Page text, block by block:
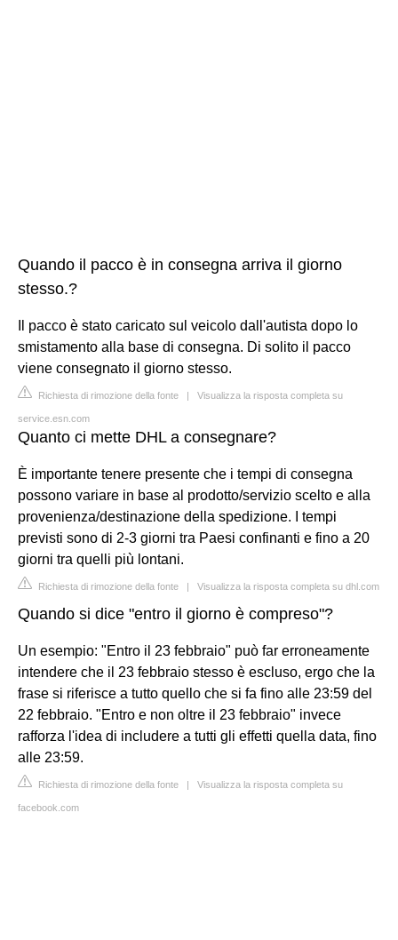
Quando il pacco è in consegna arriva il giorno
stesso.?
Il pacco è stato caricato sul veicolo dall'autista dopo lo
smistamento alla base di consegna. Di solito il pacco
viene consegnato il giorno stesso.
Richiesta di rimozione della fonte | Visualizza la risposta completa su
service.esn.com
Quanto ci mette DHL a consegnare?
È importante tenere presente che i tempi di consegna
possono variare in base al prodotto/servizio scelto e alla
provenienza/destinazione della spedizione. I tempi
previsti sono di 2-3 giorni tra Paesi confinanti e fino a 20
giorni tra quelli più lontani.
Richiesta di rimozione della fonte | Visualizza la risposta completa su dhl.com
Quando si dice "entro il giorno è compreso"?
Un esempio: "Entro il 23 febbraio" può far erroneamente
intendere che il 23 febbraio stesso è escluso, ergo che la
frase si riferisce a tutto quello che si fa fino alle 23:59 del
22 febbraio. "Entro e non oltre il 23 febbraio" invece
rafforza l'idea di includere a tutti gli effetti quella data, fino
alle 23:59.
Richiesta di rimozione della fonte | Visualizza la risposta completa su
facebook.com